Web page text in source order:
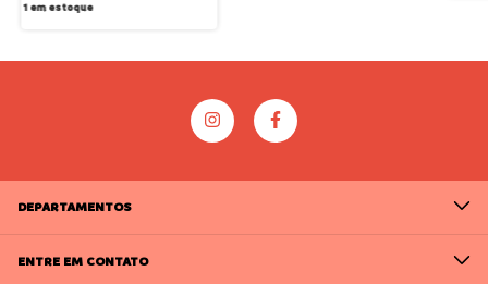
1em estoque
DEPARTAMENTOS
ENTRE EM CONTATO